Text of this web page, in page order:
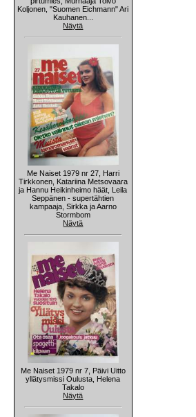
Koljonen, "Suomen Eichmann" Ari
Kauhanen...
Näytä
Me Naiset 1979 nr 27, Harri
Tirkkonen, Katariina Metsovaara
ja Hannu Heikinheimo häät, Leila
Seppänen - supertähtien
kampaaja, Sirkka ja Aarno
Stormbom
Näytä
Me Naiset 1979 nr 7, Päivi Uitto
yllätysmissi Oulusta, Helena
Takalo
Näytä